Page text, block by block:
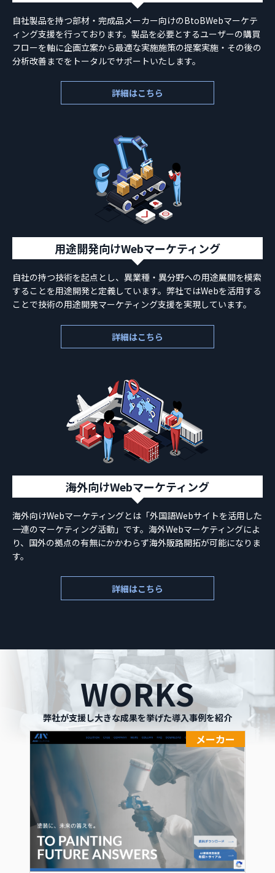
自社製品を持つ部材・完成品メーカー向けのBtoBWebマーケテ
ィング支援を行っております。製品を必要とするユーザーの購買
フローを軸に企画立案から最適な実施施策の提案実施・その後の
分析改善までをトータルでサポートいたします。
詳細はこちら
用途開発向けWebマーケティング
自社の持つ技術を起点とし、異業種・異分野への用途展開を模索
することを用途開発と定義しています。弊社ではWebを活用する
ことで技術の用途開発マーケティング支援を実現しています。
詳細はこちら
海外向けWebマーケティング
海外向けWebマーケティングとは「外国語Webサイトを活用した
一連のマーケティング活動」です。海外Webマーケティングによ
り、国外の拠点の有無にかかわらず海外販路開拓が可能になりま
す。
詳細はこちら
WORKS
弊社が支援し大きな成果を挙げた導入事例を紹介
メーカー